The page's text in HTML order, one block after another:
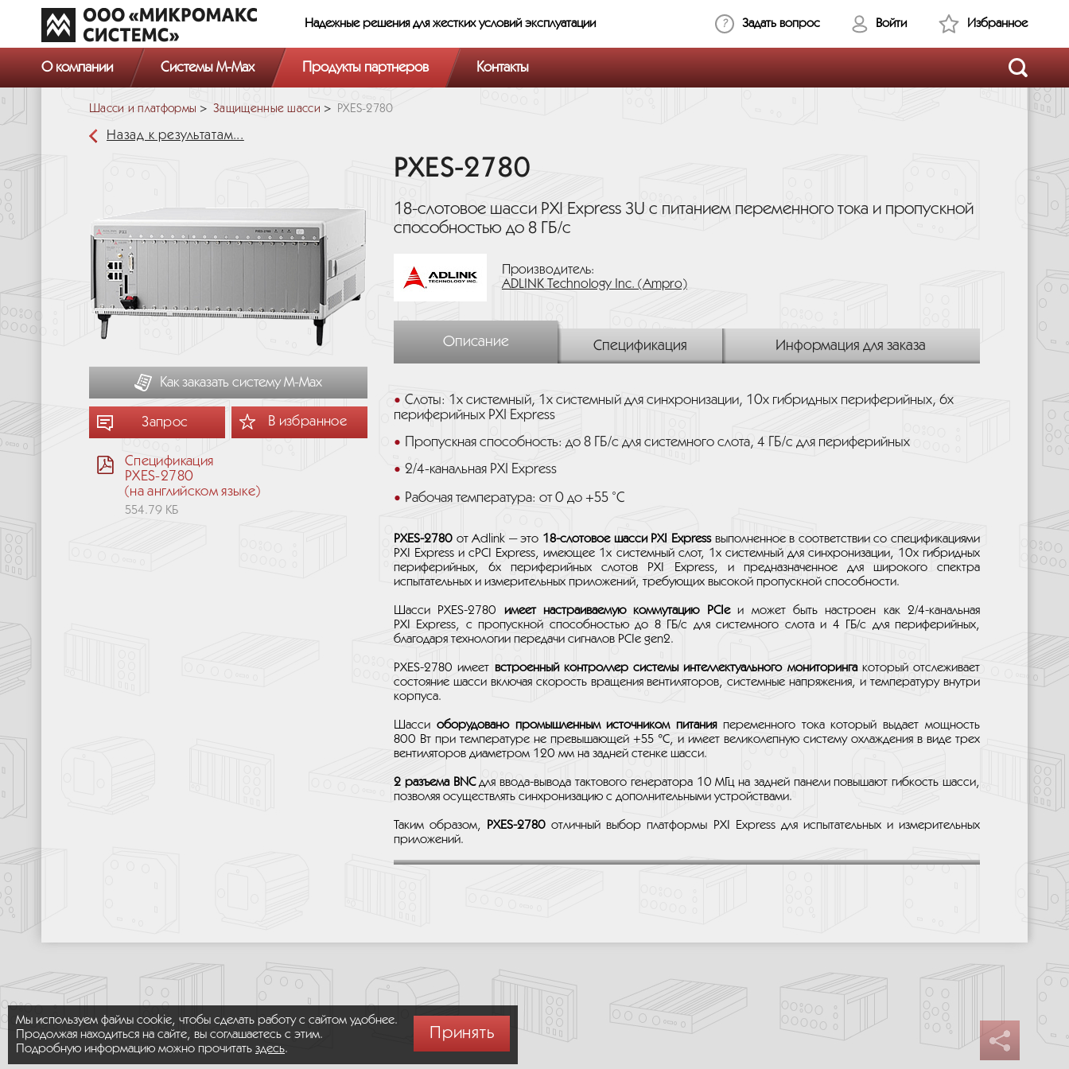
Надежные решения для жестких условий эксплуатации Задать вопрос Войти Избранное
О компании Системы M-Max Продукты партнеров Контакты
Шасси и платформы Защищенные шасси PXES-2780
Назад к результатам...
Как заказать систему М-Мах
Запрос В избранное
Спецификация
PXES-2780
(на английском языке)
554.79 КБ
PXES-2780
18-слотовое шасси PXI Express 3U с питанием переменного тока и пропускной
способностью до 8 ГБ/с
Производитель:
ADLINK Technology Inc. (Ampro)
Описание Спецификация Информация для заказа
Слоты: 1x системный, 1x системный для синхронизации, 10x гибридных периферийных, 6x
периферийных PXI Express
Пропускная способность: до 8 ГБ/с для системного слота, 4 ГБ/с для периферийных
2/4-канальная PXI Express
Рабочая температура: от 0 до +55 ˚C
PXES-2780 от Adlink — это 18-слотовое шасси PXI Expressвыполненное в соответствии со спецификациями
PXI Express и cPCI Express, имеющее 1x системный слот, 1x системный для синхронизации, 10x гибридных
периферийных, 6x периферийных слотов PXI Express, и предназначенное для широкого спектра
испытательных и измерительных приложений, требующих высокой пропускной способности.
Шасси PXES-2780 имеет настраиваемую коммутацию PCIeи может быть настроен как 2/4-канальная
PXI Express, с пропускной способностью до 8 ГБ/с для системного слота и 4 ГБ/с для периферийных,
благодаря технологии передачи сигналов PCIe gen2.
PXES-2780 имеет встроенный контроллер системы интеллектуального мониторингакоторый отслеживает
состояние шасси включая скорость вращения вентиляторов, системные напряжения, и температуру внутри
корпуса.
Шасси оборудовано промышленным источником питанияпеременного тока который выдает мощность
800 Вт при температуре не превышающей +55 °C, и имеет великолепную систему охлаждения в виде трех
вентиляторов диаметром 120 мм на задней стенке шасси.
2 разъема BNCдля ввода-вывода тактового генератора 10 МГц на задней панели повышают гибкость шасси,
позволяя осуществлять синхронизацию с дополнительными устройствами.
Таким образом, PXES-2780 отличный выбор платформы PXI Express для испытательных и измерительных
приложений.
Мы используем файлы cookie, чтобы сделать работу с сайтом удобнее.
Продолжая находиться на сайте, вы соглашаетесь с этим.
Подробную информацию можно прочитать здесь.
Принять